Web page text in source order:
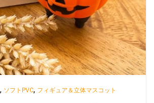
, ソフトPVC, フィギュア＆立体マスコット